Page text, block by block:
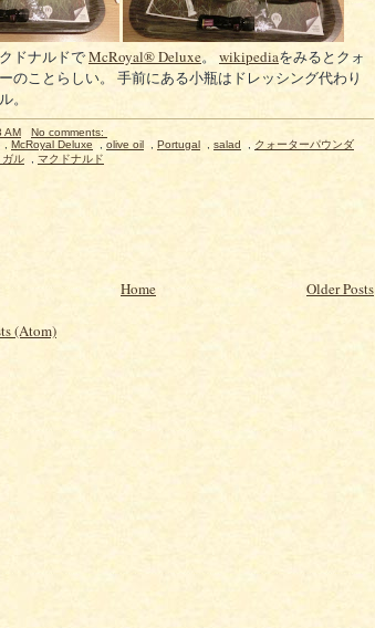
ドナルドでMcRoyal® Deluxe。 wikipediaをみるとクォ
のことらしい。 手前にある小瓶はドレッシング代わり
。
AM
No comments:
McRoyal Deluxe olive oil Portugal salad
クォーターパウンダ
ガル マクドナルド
Older Posts
Home
(Atom)